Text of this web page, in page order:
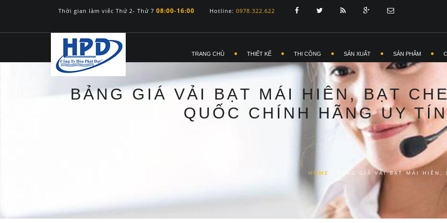
Thời gian làm viêc Thứ 2- Thứ 7 08:00-16:00 Hotline: 0978.322.622
TRANG CHỦ THIẾT KẾ THI CÔNG SẢN XUẤT SẢN PHẨM
BẢNG GIÁ VẢI BẠT MÁI HIÊN, BẠT
QUỐC CHÍNH HÃNG UY TÍN
HOME BẢNG GIÁ VẢI BẠT MÁI HIÊN,